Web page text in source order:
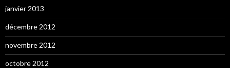
janvier 2013
décembre 2012
novembre 2012
octobre 2012